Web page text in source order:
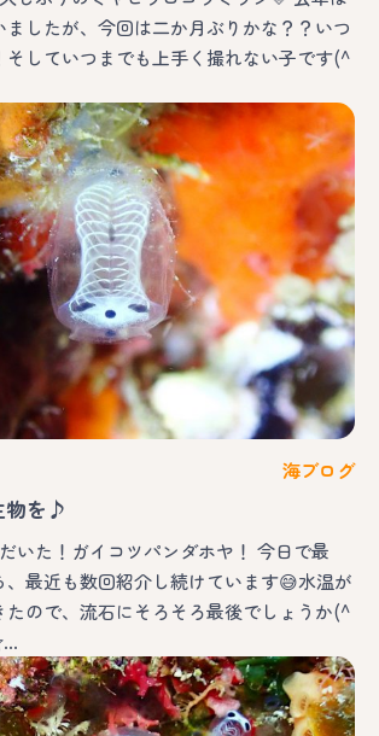
ましたが、今回は二か月ぶりかな？？いつ
そしていつまでも上手く撮れない子です(^
海ブログ
物を♪
だいた！ガイコツパンダホヤ！ 今日で最
最近も数回紹介し続けています😅水温が
ので、流石にそろそろ最後でしょうか(^